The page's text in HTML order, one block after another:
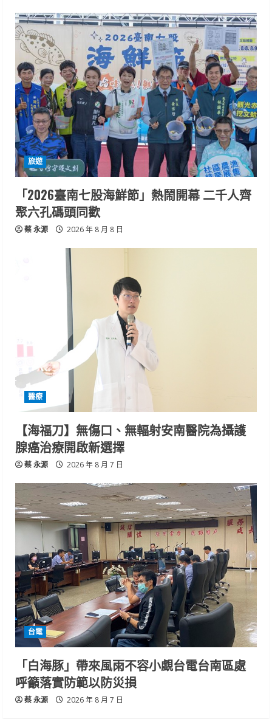
旅遊
「2026臺南七股海鮮節」熱鬧開幕 二千人齊
聚六孔碼頭同歡
蔡 永源 2026 年 8 月 8 日
醫療
【海福刀】無傷口、無輻射安南醫院為攝護
腺癌治療開啟新選擇
蔡 永源 2026 年 8 月 7 日
台電
「白海豚」帶來風雨不容小覷台電台南區處
呼籲落實防範以防災損
蔡 永源 2026 年 8 月 7 日